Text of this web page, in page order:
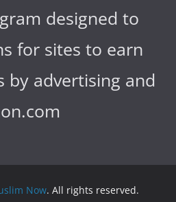
designed to
for sites to earn
by advertising and
Now. All rights reserved.